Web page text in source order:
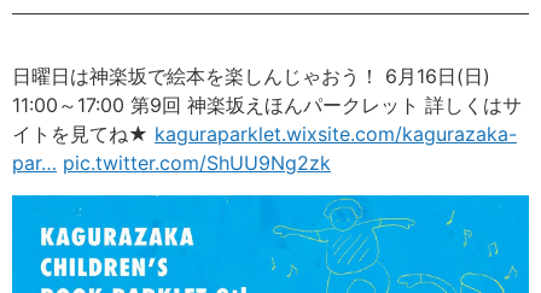
日曜日は神楽坂で絵本を楽しんじゃおう！ 6月16日(日)
11:00～17:00 第9回 神楽坂えほんパークレット 詳しくはサ
イトを見てね★ kaguraparklet.wixsite.com/kagurazaka-
par… pic.twitter.com/ShUU9Ng2zk